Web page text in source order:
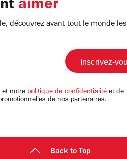
aimer
découvrez avant tout le monde les
et notre politique de confidentialité et de
de nos partenaires.
Back to Top